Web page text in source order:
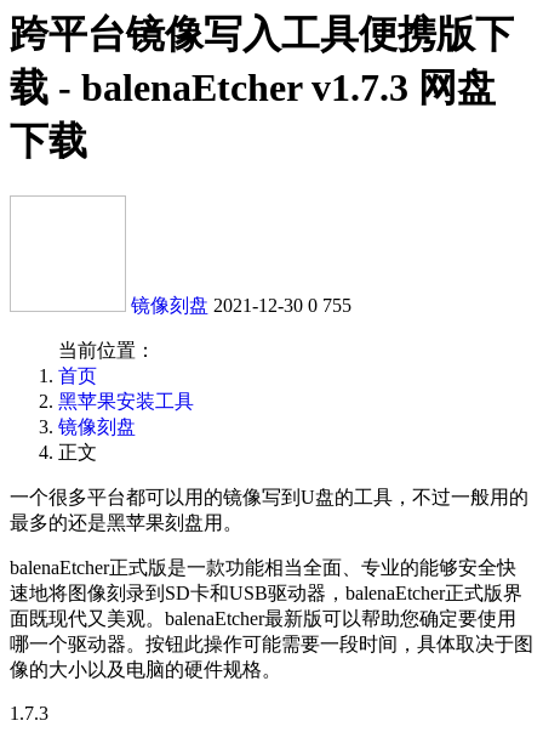
跨平台镜像写入工具便携版下
载 - balenaEtcher v1.7.3 网盘
下载
镜像刻盘 2021-12-30 0 755
当前位置：
首页
黑苹果安装工具
镜像刻盘
正文
一个很多平台都可以用的镜像写到U盘的工具，不过一般用的
最多的还是黑苹果刻盘用。
balenaEtcher正式版是一款功能相当全面、专业的能够安全快
速地将图像刻录到SD卡和USB驱动器，balenaEtcher正式版界
面既现代又美观。balenaEtcher最新版可以帮助您确定要使用
哪一个驱动器。按钮此操作可能需要一段时间，具体取决于图
像的大小以及电脑的硬件规格。
1.7.3